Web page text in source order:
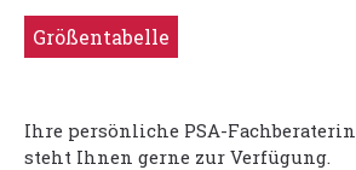
Größentabelle
Ihre persönliche PSA-Fachberaterin
steht Ihnen gerne zur Verfügung.